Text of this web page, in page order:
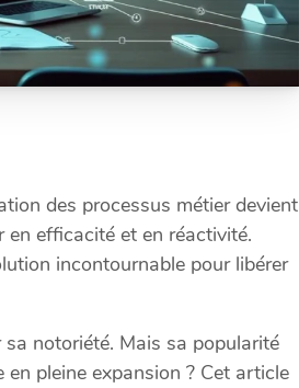
des processus métier devient
efficacité et en réactivité.
incontournable pour libérer
notoriété. Mais sa popularité
pleine expansion ? Cet article